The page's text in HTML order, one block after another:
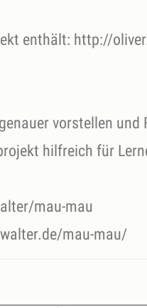
enthält: http://
vorstellen
hilfreich für
mau-mau
mau-mau/